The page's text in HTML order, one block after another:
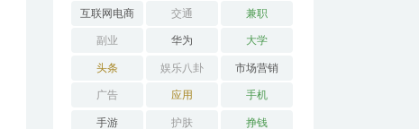
互联网电商 交通 兼职
副业 华为 大学
头条 娱乐八卦 市场营销
广告 应用 手机
手游 护肤 挣钱